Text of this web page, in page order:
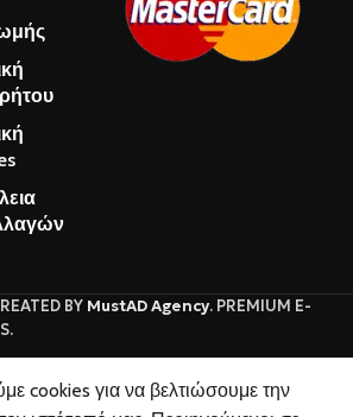
BY MustAD Agency. PREMIUM E-
cookies για να βελτιώσουμε την